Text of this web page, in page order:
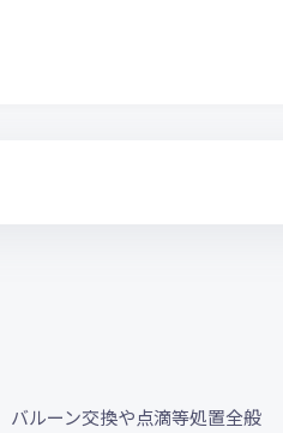
バルーン交換や点滴等処置全般